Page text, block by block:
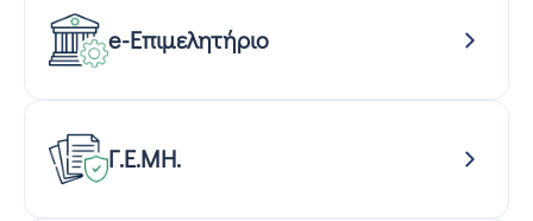
e-Επιμελητήριο
Γ.Ε.ΜΗ.